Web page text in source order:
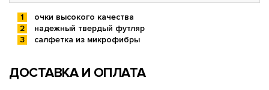
очки высокого качества
надежный твердый футляр
салфетка из микрофибры
ДОСТАВКА И ОПЛАТА